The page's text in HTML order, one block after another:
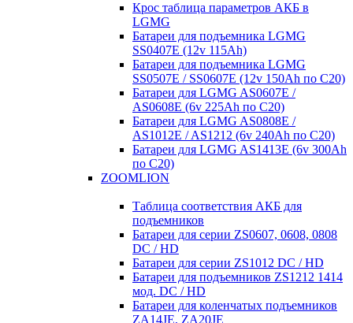
Крос таблица параметров АКБ в
LGMG
Батареи для подъемника LGMG
SS0407E (12v 115Ah)
Батареи для подъемника LGMG
SS0507E / SS0607E (12v 150Ah по С20)
Батареи для LGMG AS0607E /
AS0608E (6v 225Ah по С20)
Батареи для LGMG AS0808E /
AS1012E / AS1212 (6v 240Ah по С20)
Батареи для LGMG AS1413E (6v 300Ah
по С20)
ZOOMLION
Таблица соответствия АКБ для
подъемников
Батареи для серии ZS0607, 0608, 0808
DC / HD
Батареи для серии ZS1012 DC / HD
Батареи для подъемников ZS1212 1414
мод. DC / HD
Батареи для коленчатых подъемников
ZA14JE, ZA20JE